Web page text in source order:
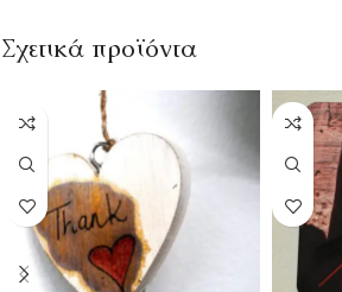
Σχετικά προϊόντα